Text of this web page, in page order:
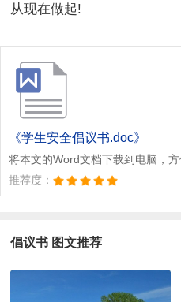
从现在做起!
《学生安全倡议书.doc》
将本文的Word文档下载到电脑，
推荐度：
倡议书 图文推荐